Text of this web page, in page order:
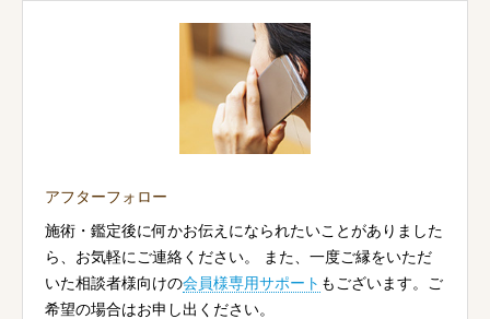
アフターフォロー
施術・鑑定後に何かお伝えになられたいことがありました
ら、お気軽にご連絡ください。 また、一度ご縁をいただ
いた相談者様向けの会員様専用サポート もございます。ご
希望の場合はお申し出ください。